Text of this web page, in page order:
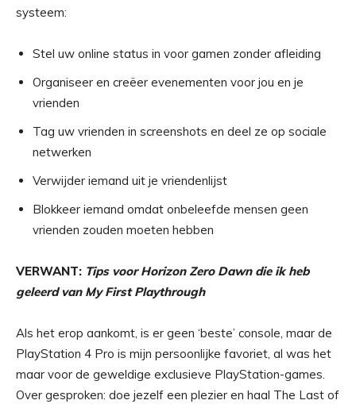
systeem:
Stel uw online status in voor gamen zonder afleiding
Organiseer en creëer evenementen voor jou en je
vrienden
Tag uw vrienden in screenshots en deel ze op sociale
netwerken
Verwijder iemand uit je vriendenlijst
Blokkeer iemand omdat onbeleefde mensen geen
vrienden zouden moeten hebben
VERWANT: Tips voor Horizon Zero Dawn die ik heb
geleerd van My First Playthrough
Als het erop aankomt, is er geen ‘beste’ console, maar de
PlayStation 4 Pro is mijn persoonlijke favoriet, al was het
maar voor de geweldige exclusieve PlayStation-games.
Over gesproken: doe jezelf een plezier en haal The Last of